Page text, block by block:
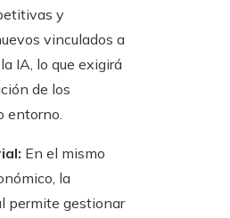
y
vinculados a
IA, lo que exigirá
de los
entorno.
En el mismo
la
permite gestionar